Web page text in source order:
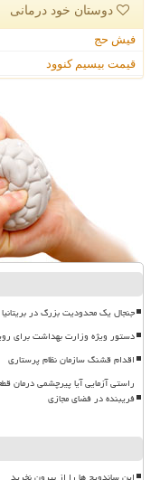
دوستان خود درمانی
فیش حج
قیمت بیسیم کنوود
جنجال یک محدودیت بزرگ در
دستور ویژه وزارت بهداشت برای
اقدام قشنگ سازمان نظام پرستاری
راستی آزمایی آیا پیرچشمی درمان
فریبنده در فضای مجازی